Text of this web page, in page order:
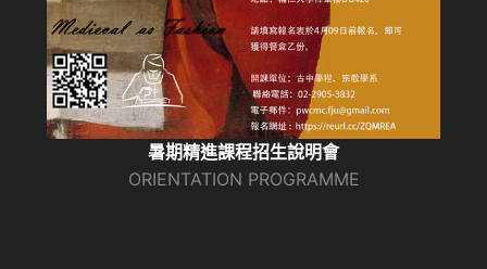
暑期精進課程招生說明會
ORIENTATION PROGRAMME